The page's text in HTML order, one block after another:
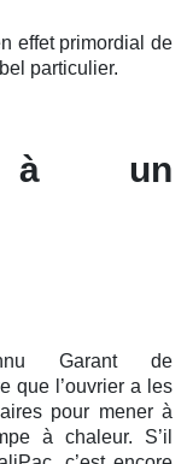
effet primordial de
particulier.
à un
Garant de
que l’ouvrier a les
pour mener à
à chaleur. S’il